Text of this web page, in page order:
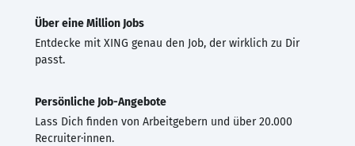
Über eine Million Jobs
Entdecke mit XING genau den Job, der wirklich zu Dir
passt.
Persönliche Job-Angebote
Lass Dich finden von Arbeitgebern und über 20.000
Recruiter·innen.